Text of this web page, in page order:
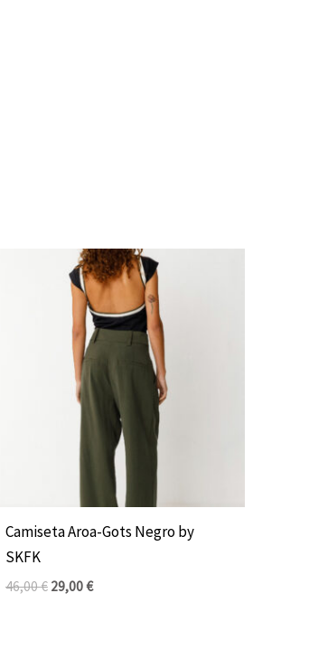
Camiseta Aroa-Gots Negro by
SKFK
46,00€
precio
original
46,00 €.
29,00€
El
precio
actual
es:
29,00 €.